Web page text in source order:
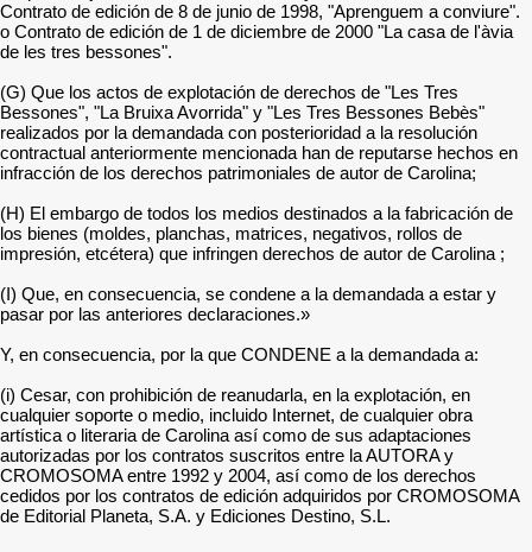
Contrato de edición de 8 de junio de 1998, "Aprenguem a conviure".
o Contrato de edición de 1 de diciembre de 2000 "La casa de l'àvia
de les tres bessones".
(G) Que los actos de explotación de derechos de "Les Tres
Bessones", "La Bruixa Avorrida" y "Les Tres Bessones Bebès"
realizados por la demandada con posterioridad a la resolución
contractual anteriormente mencionada han de reputarse hechos en
infracción de los derechos patrimoniales de autor de Carolina;
(H) El embargo de todos los medios destinados a la fabricación de
los bienes (moldes, planchas, matrices, negativos, rollos de
impresión, etcétera) que infringen derechos de autor de Carolina ;
(I) Que, en consecuencia, se condene a la demandada a estar y
pasar por las anteriores declaraciones.»
Y, en consecuencia, por la que CONDENE a la demandada a:
(i) Cesar, con prohibición de reanudarla, en la explotación, en
cualquier soporte o medio, incluido Internet, de cualquier obra
artística o literaria de Carolina así como de sus adaptaciones
autorizadas por los contratos suscritos entre la AUTORA y
CROMOSOMA entre 1992 y 2004, así como de los derechos
cedidos por los contratos de edición adquiridos por CROMOSOMA
de Editorial Planeta, S.A. y Ediciones Destino, S.L.